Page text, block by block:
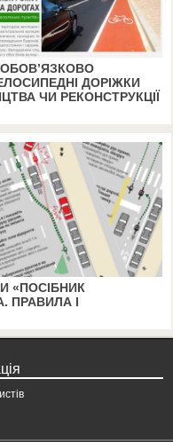
ОБОВ’ЯЗКОВО
ДОРІЖКИ
ЧИ РЕКОНСТРУКЦІЇ
«ПОСІБНИК
ПРАВИЛА І